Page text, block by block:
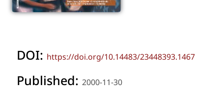
DOI: https://doi.org/10.14483/23448393.1467
Published: 2000-11-30